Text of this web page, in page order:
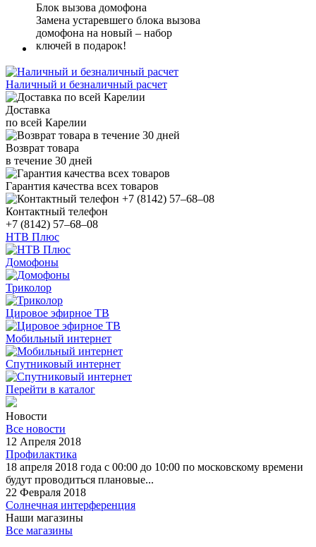
Блок вызова домофона
Замена устаревшего блока вызова
домофона на новый – набор
ключей в подарок!
Наличный и безналичный расчет
Доставка
по всей Карелии
Возврат товара
в течение 30 дней
Гарантия качества всех товаров
Контактный телефон
+7 (8142) 57–68–08
НТВ Плюс
Домофоны
Триколор
Цировое эфирное ТВ
Мобильный интернет
Спутниковый интернет
Перейти в каталог
Новости
Все новости
12 Апреля 2018
Профилактика
18 апреля 2018 года с 00:00 до 10:00 по московскому времени
будут проводиться плановые...
22 Февраля 2018
Солнечная интерференция
Наши магазины
Все магазины